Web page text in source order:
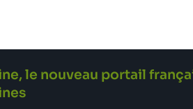
le nouveau portail